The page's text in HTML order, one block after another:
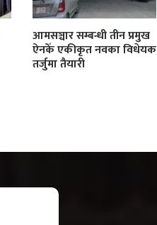
आमसञ्चार सम्बन्धी तीन प्रमुख
ऐनकेँ एकीकृत नवका विधेयक
तर्जुमा तैयारी